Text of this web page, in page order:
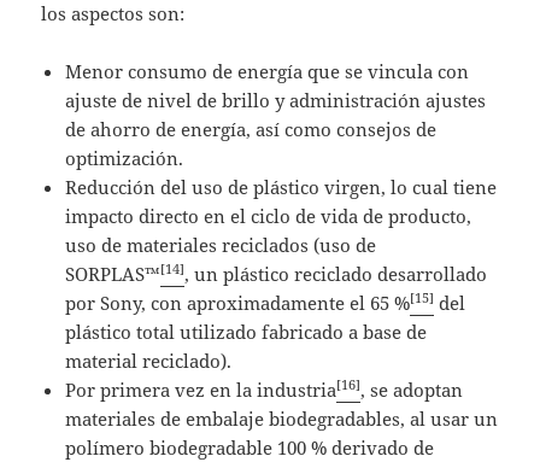
los aspectos son:
Menor consumo de energía que se vincula con
ajuste de nivel de brillo y administración ajustes
de ahorro de energía, así como consejos de
optimización.
Reducción del uso de plástico virgen, lo cual tiene
impacto directo en el ciclo de vida de producto,
uso de materiales reciclados (uso de
SORPLAS™[14], un plástico reciclado desarrollado
por Sony, con aproximadamente el 65 %[15] del
plástico total utilizado fabricado a base de
material reciclado).
Por primera vez en la industria[16], se adoptan
materiales de embalaje biodegradables, al usar un
polímero biodegradable 100 % derivado de